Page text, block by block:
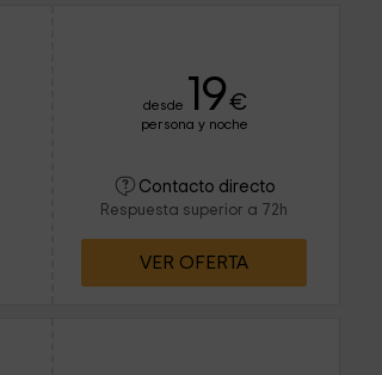
desde 19€
persona y noche
Contacto directo
Respuesta superior a 72h
VER OFERTA